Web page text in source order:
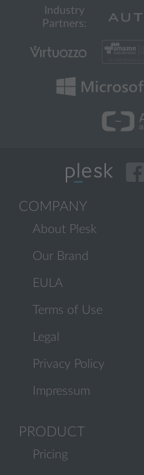
Industry
Partners:
COMPANY
About Plesk
Our Brand
EULA
Terms of Use
Legal
Privacy Policy
Impressum
PRODUCT
Pricing